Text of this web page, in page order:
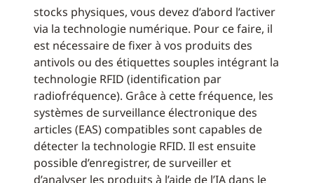
stocks physiques, vous devez d’abord l’activer
via la technologie numérique. Pour ce faire, il
est nécessaire de fixer à vos produits des
antivols ou des étiquettes souples intégrant la
technologie RFID (identification par
radiofréquence). Grâce à cette fréquence, les
systèmes de surveillance électronique des
articles (EAS) compatibles sont capables de
détecter la technologie RFID. Il est ensuite
possible d’enregistrer, de surveiller et
d’analyser les produits à l’aide de l’IA dans le